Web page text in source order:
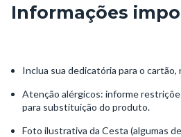
Informações
Inclua sua dedicatória para o
Atenção alérgicos: informe
para substituição do produto.
Foto ilustrativa da Cesta (algumas